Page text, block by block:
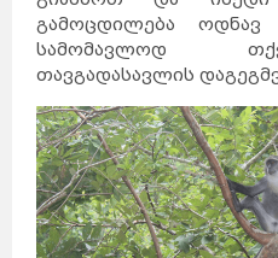
გამოცდილება ოდნავ
სამომავლოდ
თავგადასავლის